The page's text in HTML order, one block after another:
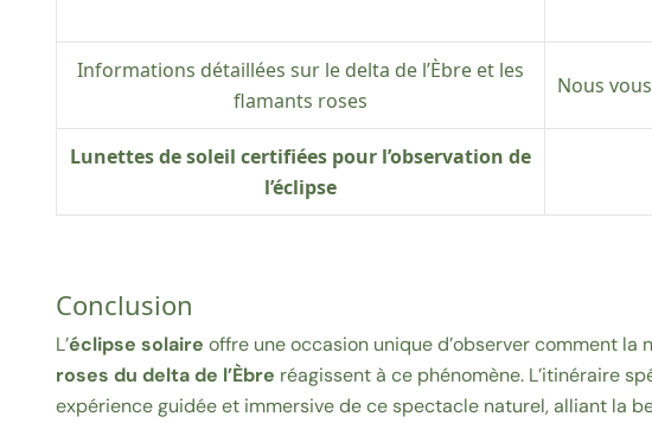
Informations détaillées sur le delta de l’Èbre et les
flamants roses
Nous
Lunettes de soleil certifiées pour l’observation de
l’éclipse
Conclusion
L’éclipse solaire offre une occasion unique d’observer comment la
roses du delta de l’Èbre réagissent à ce phénomène. L’itinéraire
expérience guidée et immersive de ce spectacle naturel, alliant la